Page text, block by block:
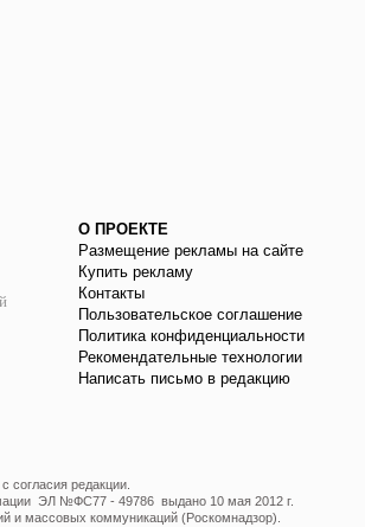
О ПРОЕКТЕ
Размещение рекламы на сайте
Купить рекламу
Контакты
Пользовательское соглашение
Политика конфиденциальности
Рекомендательные технологии
Написать письмо в редакцию
согласия редакции.
ЭЛ №ФС77 - 49786 выдано 10 мая 2012 г.
и массовых коммуникаций (Роскомнадзор).